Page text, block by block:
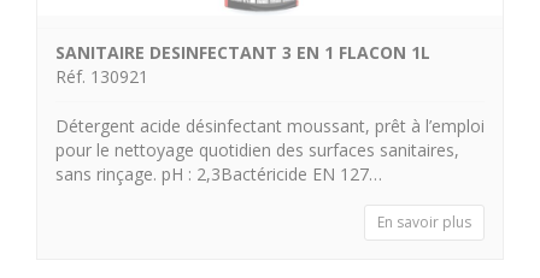
SANITAIRE DESINFECTANT 3 EN 1 FLACON 1L
Réf. 130921
Détergent acide désinfectant moussant, prêt à l’emploi
pour le nettoyage quotidien des surfaces sanitaires,
sans rinçage. pH : 2,3Bactéricide EN 127…
En savoir plus